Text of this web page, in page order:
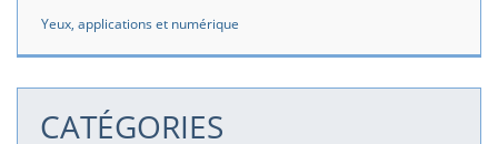
Yeux, applications et numérique
CATÉGORIES